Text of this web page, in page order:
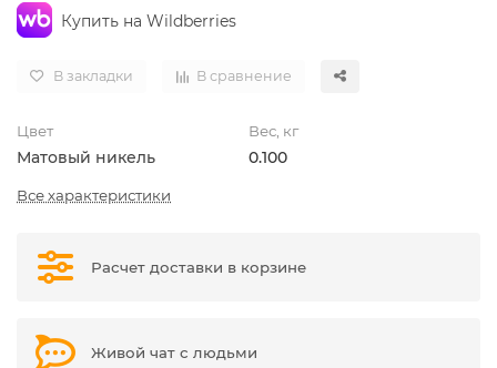
Купить на Wildberries
В закладки В сравнение
Цвет
Матовый никель
Вес, кг
0.100
Все характеристики
Расчет доставки в корзине
Живой чат с людьми